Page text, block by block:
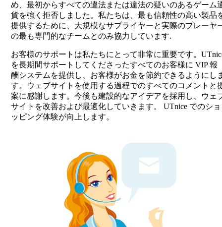
め、最初からすべての違法または違法の疑いのあるゲーム
貨を強く拒否しました。私たちは、最も信頼性の高い製品
提供するために、大規模なサプライヤーと実際のプレーヤ
の最も専門的なチームとのみ協力しています.
お客様のサポートは私たちにとって非常に重要です。
を長期間サポートしてくださったすべてのお客様に VIP 報
酬システムを提供し、お客様がお金を節約できるようにし
す。ウェブサイトを使用する過程でのすべてのコメントと
案に感謝します。今後も建設的なアイデアを採用し、ウェ
サイトを改善および最適化していきます。 UTnice でのショ
ッピング体験が向上します。